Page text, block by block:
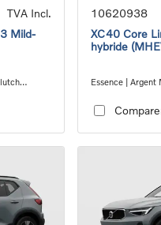
TVA Incl.
Mild-
10620938
XC40 Core
hybride
Essence | Argent